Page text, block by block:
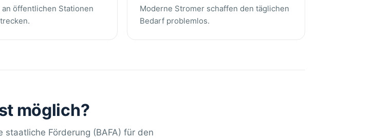
öffentlichen Stationen
Moderne Stromer schaffen den täglichen
Bedarf problemlos.
möglich?
Förderung (BAFA) für den